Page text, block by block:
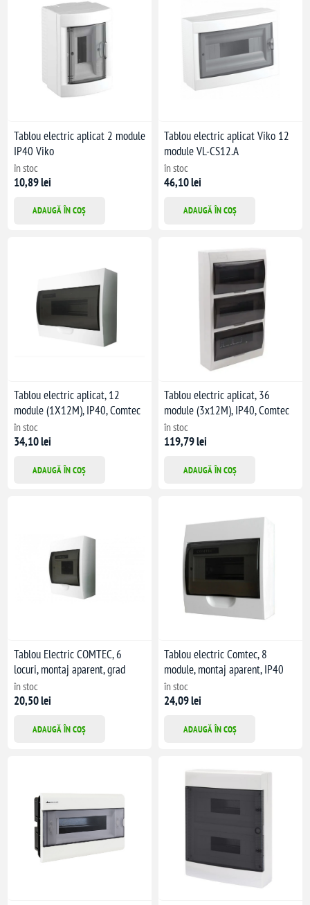
Tablou electric aplicat 2 module
IP40 Viko
în stoc
10,89 lei
ADAUGĂ ÎN COȘ
Tablou electric aplicat Viko 12
module VL-CS12.A
în stoc
46,10 lei
ADAUGĂ ÎN COȘ
Tablou electric aplicat, 12
module (1X12M), IP40, Comtec
în stoc
34,10 lei
ADAUGĂ ÎN COȘ
Tablou electric aplicat, 36
module (3x12M), IP40, Comtec
în stoc
119,79 lei
ADAUGĂ ÎN COȘ
Tablou Electric COMTEC, 6
locuri, montaj aparent, grad
protecție IP40
în stoc
20,50 lei
ADAUGĂ ÎN COȘ
Tablou electric Comtec, 8
module, montaj aparent, IP40
în stoc
24,09 lei
ADAUGĂ ÎN COȘ